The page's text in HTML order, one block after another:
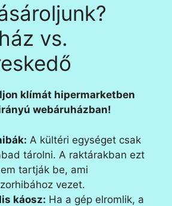
vs.
klímát hipermarketben
webáruházban!
A kültéri egységet csak
tárolni. A raktárakban ezt
tartják be, ami
vezet.
káosz: Ha a gép elromlik, a